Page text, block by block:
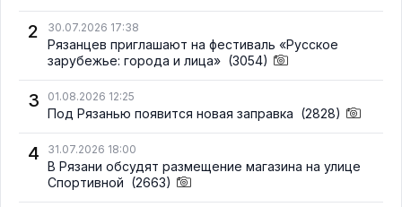
2 30.07.2026 17:38
Рязанцев приглашают на фестиваль «Русское
зарубежье: города и лица» (3054)
3 01.08.2026 12:25
Под Рязанью появится новая заправка (2828)
4 31.07.2026 18:00
В Рязани обсудят размещение магазина на улице
Спортивной (2663)